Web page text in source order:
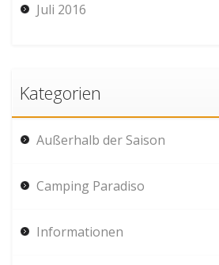
Juli 2016
Kategorien
Außerhalb der Saison
Camping Paradiso
Informationen